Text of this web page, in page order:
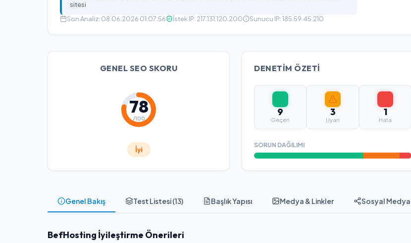
sitesi
Son Analiz: 08.06.2026 01:07:56 İstek IP: 217.131.120.200 Sunucu IP:185.59.45.210
GENEL SEO SKORU
78
/100
İyi
DENETIM ÖZETI
9
Geçen
3
Uyarı
1
Hata
SORUN DAĞILIMI
Genel Bakış Test Listesi (13) Başlık Yapısı Medya & Linkler Sosyal Medya
BefHosting İyileştirme Önerileri